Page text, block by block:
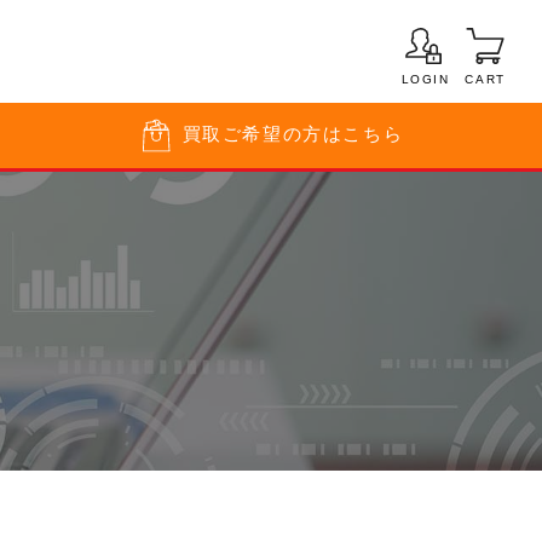
LOGIN CART
買取 ご希望の方はこちら